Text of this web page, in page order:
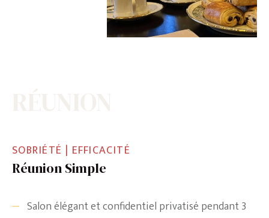
Réunion Simple
SOBRIÉTÉ | EFFICACITÉ
Salon élégant et confidentiel privatisé pendant 3